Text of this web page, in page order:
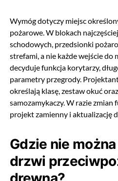
Wymóg dotyczy miejsc
pożarowe. W blokach
schodowych, przedsionki
strefami, a nie każde wejście do
decyduje funkcja korytarzy,
parametry przegrody.
określają klasę, zestaw okuć
samozamykaczy. W razie
projekt zamienny i aktualizację
Gdzie nie
drzwi